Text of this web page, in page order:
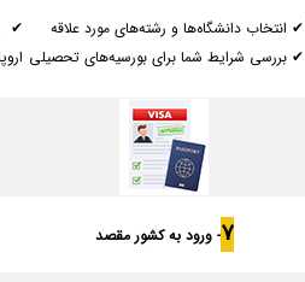
✔ انتخاب دانشگاه‌ها و رشته‌های مورد علاقه
✔ بررسی شرایط شما برای بورسیه‌های تحصیلی
✔
7- ورود به کشور مقصد